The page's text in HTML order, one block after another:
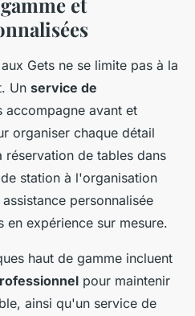
Gets ne se limite pas à la
Un service de
accompagne avant et
organiser chaque détail
réservation de tables dans
station à l'organisation
personnalisée
expérience sur mesure.
haut de gamme incluent
pour maintenir
ainsi qu'un service de